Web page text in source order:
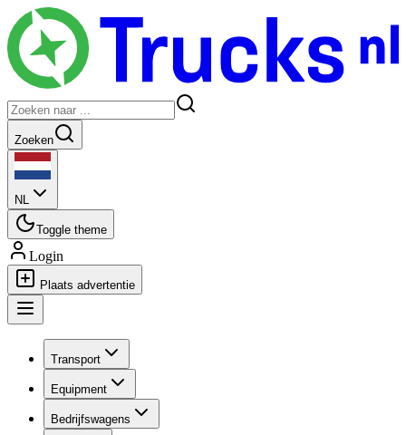
Zoeken
NL
Toggle theme
Login
Plaats advertentie
Transport
Equipment
Bedrijfswagens